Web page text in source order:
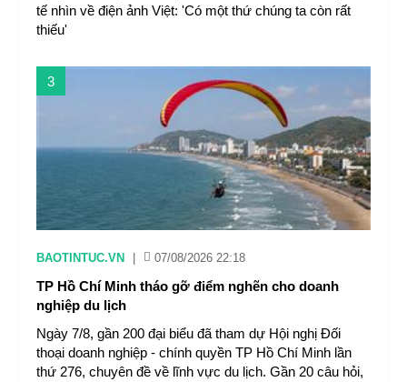
tế nhìn về điện ảnh Việt: 'Có một thứ chúng ta còn rất
thiếu'
3
BAOTINTUC.VN 07/08/2026 22:18
TP Hồ Chí Minh tháo gỡ điểm nghẽn cho doanh
nghiệp du lịch
Ngày 7/8, gần 200 đại biểu đã tham dự Hội nghị Đối
thoại doanh nghiệp - chính quyền TP Hồ Chí Minh lần
thứ 276, chuyên đề về lĩnh vực du lịch. Gần 20 câu hỏi,